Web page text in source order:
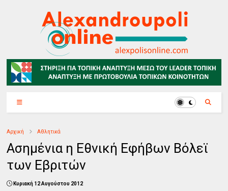
Αρχική Αθλητικά
Ασημένια η Εθνική Εφήβων Bόλεϊ
των Εβριτών
Κυριακή 12 Αυγούστου 2012